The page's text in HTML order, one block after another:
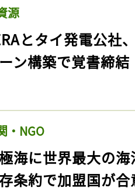
源
とタイ発電公社
ン構築で覚書締結
・NGO
極海に世界最大の
条約で加盟国が合